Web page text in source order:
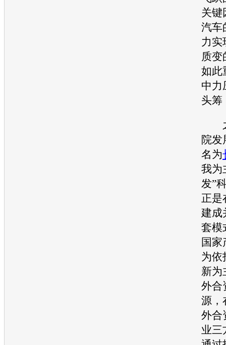
关键
汽车
力实
质变
如此
中力
头筹
之
院发
名为
我为
发”
正是
建成
套模
国
为依
新为
外合
源，
外合
业三